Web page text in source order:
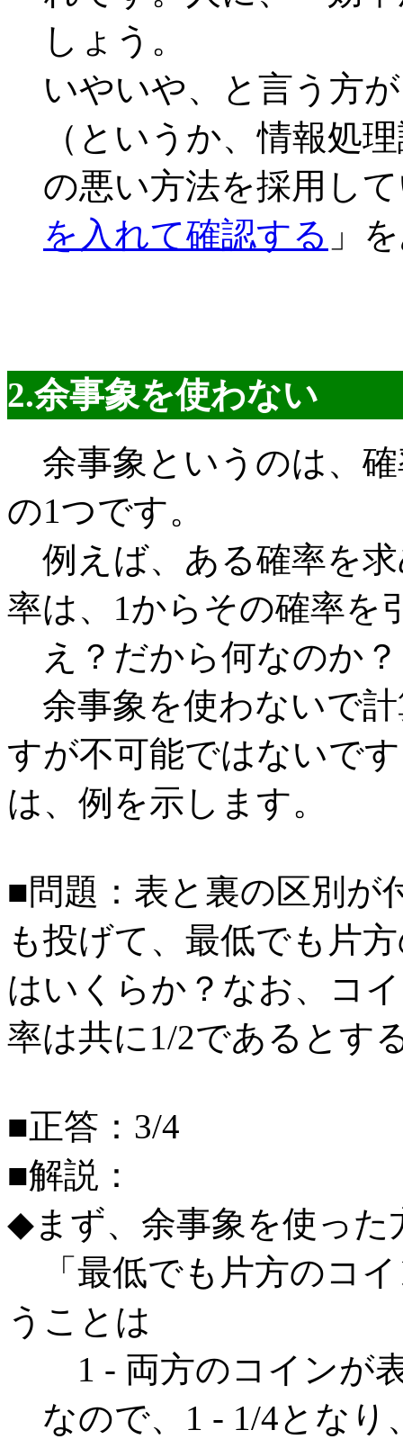
しょう。
いやいや、と言う方
（というか、情報処
の悪い方法を採用し
を入れて確認する 」
2.余事象を使わない
余事象というのは、
の1つです。
例えば、ある確率を
率は、1からその確率を
え？だから何なのか
余事象を使わないで
すが不可能ではないで
は、例を示します。
■問題：表と裏の区別が
も投げて、最低でも片
はいくらか？なお、コ
率は共に1/2であるとす
■正答：3/4
■解説：
◆まず、余事象を使った
「最低でも片方のコ
うことは
1 - 両方のコインが
なので、1 - 1/4となり